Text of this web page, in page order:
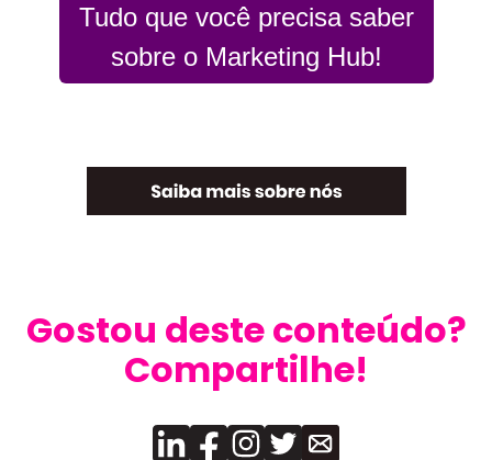
Tudo que você precisa saber
sobre o Marketing Hub!
Gostou deste conteúdo?
Compartilhe!